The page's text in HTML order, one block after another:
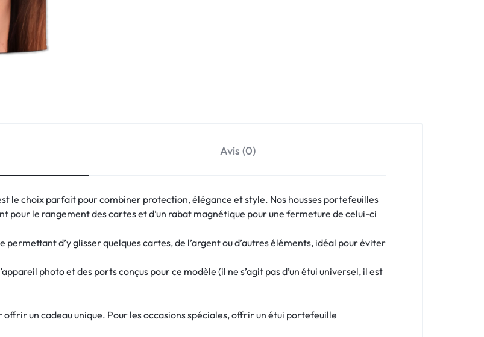
Avis (0)
le choix parfait pour combiner protection, élégance et style. Nos housses portefeuilles
pour le rangement des cartes et d’un rabat magnétique pour une fermeture de celui-ci
d’y glisser quelques cartes, de l’argent ou d’autres éléments, idéal pour éviter
photo et des ports conçus pour ce modèle (il ne s’agit pas d’un étui universel, il est
un cadeau unique. Pour les occasions spéciales, offrir un étui portefeuille